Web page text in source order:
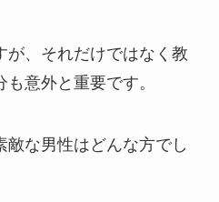
が、それだけではなく教
意外と重要です。
敵な男性はどんな方でし